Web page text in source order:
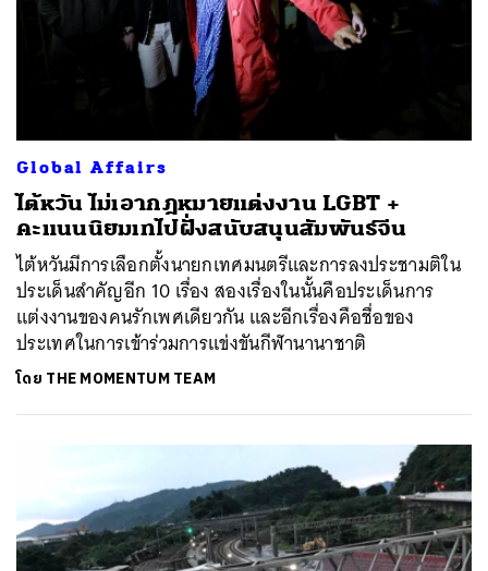
Global Affairs
ไต้หวัน ไม่เอากฎหมายแต่งงาน LGBT +
คะแนนนิยมเทไปฝั่งสนับสนุนสัมพันธ์จีน
ไต้หวันมีการเลือกตั้งนายกเทศมนตรีและการลงประชามติใน
ประเด็นสำคัญอีก 10 เรื่อง สองเรื่องในนั้นคือประเด็นการ
แต่งงานของคนรักเพศเดียวกัน และอีกเรื่องคือชื่อของ
ประเทศในการเข้าร่วมการแข่งขันกีฬานานาชาติ
โดย THE MOMENTUM TEAM